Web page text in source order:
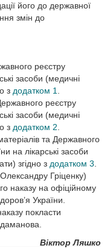
його до державної
змін до
реєстру
засоби (медичні
з додатком 1
реєстру
засоби (медичні
з додатком 2
та Державного
на лікарські засоби
згідно з додатком 3
Гріценку)
наказу на офіційному
України.
покласти
Віктор Ляшко